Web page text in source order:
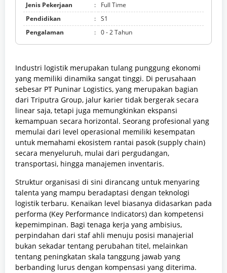
Jenis Pekerjaan
:
Full Time
Pendidikan
: S1
Pengalaman
: 0 - 2 Tahun
Industri logistik merupakan tulang punggung ekonomi
yang memiliki dinamika sangat tinggi. Di perusahaan
sebesar PT Puninar Logistics, yang merupakan bagian
dari Triputra Group, jalur karier tidak bergerak secara
linear saja, tetapi juga memungkinkan ekspansi
kemampuan secara horizontal. Seorang profesional yang
memulai dari level operasional memiliki kesempatan
untuk memahami ekosistem rantai pasok (supply chain)
secara menyeluruh, mulai dari pergudangan,
transportasi, hingga manajemen inventaris.
Struktur organisasi di sini dirancang untuk menyaring
talenta yang mampu beradaptasi dengan teknologi
logistik terbaru. Kenaikan level biasanya didasarkan pada
performa (Key Performance Indicators) dan kompetensi
kepemimpinan. Bagi tenaga kerja yang ambisius,
perpindahan dari staf ahli menuju posisi manajerial
bukan sekadar tentang perubahan titel, melainkan
tentang peningkatan skala tanggung jawab yang
berbanding lurus dengan kompensasi yang diterima.